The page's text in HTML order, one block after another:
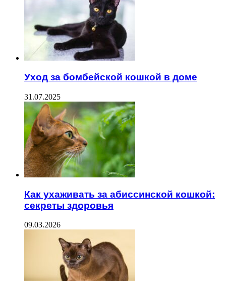
Уход за бомбейской кошкой в доме
31.07.2025
Как ухаживать за абиссинской кошкой:
секреты здоровья
09.03.2026